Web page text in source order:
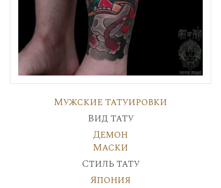
Мужские татуировки
Вид тату
Демон
Маски
Стиль тату
Япония